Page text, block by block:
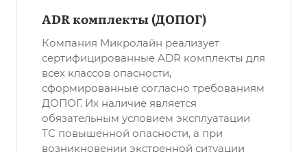
ADR комплекты (ДОПОГ)
Компания Микролайн реализует
сертифицированные ADR комплекты для
всех классов опасности,
сформированные согласно требованиям
ДОПОГ. Их наличие является
обязательным условием эксплуатации
ТС повышенной опасности, а при
возникновении экстренной ситуации